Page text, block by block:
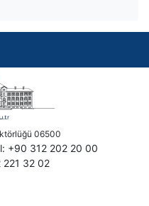
06500
+90 312 202 20 00
221 32 02